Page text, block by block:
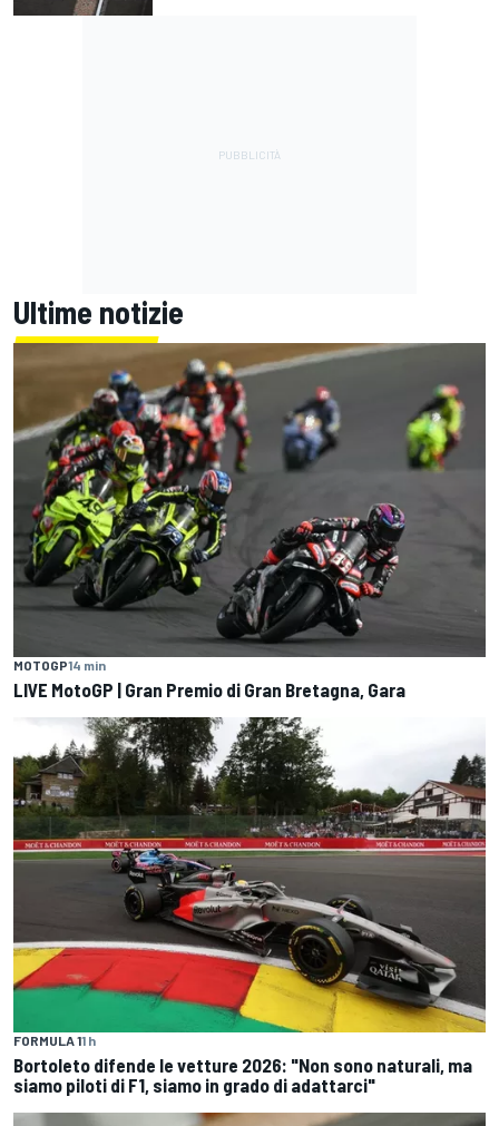
Ultime notizie
MOTOGP14 min
LIVE MotoGP | Gran Premio di Gran Bretagna, Gara
FORMULA 11 h
Bortoleto difende le vetture 2026: "Non sono naturali, ma
siamo piloti di F1, siamo in grado di adattarci"